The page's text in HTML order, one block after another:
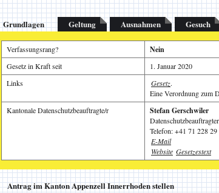
Grundlagen Geltung Ausnahmen Gesuch
Verfassungsrang? Nein
Gesetz in Kraft seit
1. Januar 2020
Links
Gesetz.
Eine Verordnung zum
Kantonale Datenschutzbeauftragte/r
Stefan Gerschwiler
Datenschutzbeauftragter
Telefon: +41 71 228 29
E-Mail
Website Gesetzestext
Antrag im Kanton Appenzell Innerrhoden stellen